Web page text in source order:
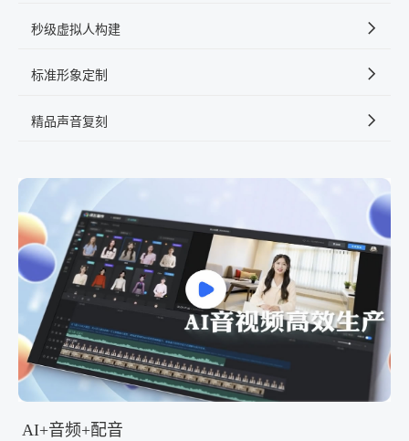
秒级虚拟人构建
标准形象定制
精品声音复刻
AI+音频+配音